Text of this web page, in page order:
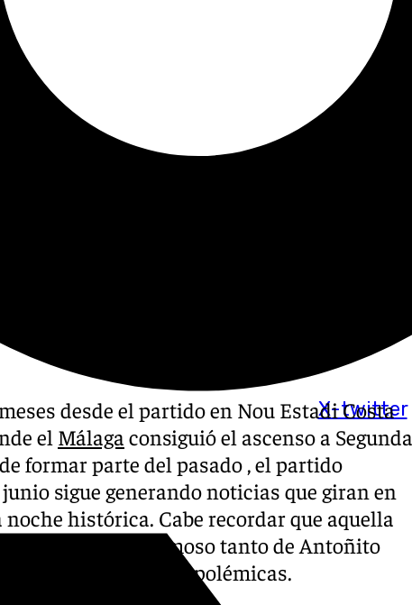
X-twitter
desde el partido en Nou Estadi Costa
el Málaga consiguió el ascenso a Segunda
formar parte del pasado , el partido
junio sigue generando noticias que giran en
noche histórica. Cabe recordar que aquella
en el 122′ con el famoso tanto de Antoñito
sinfín de acciones polémicas.